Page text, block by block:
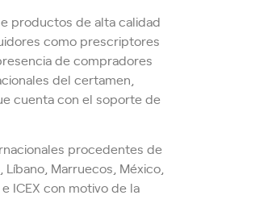
productos de alta calidad
como prescriptores
de compradores
del certamen,
cuenta con el soporte de
procedentes de
Marruecos, México,
ICEX con motivo de la